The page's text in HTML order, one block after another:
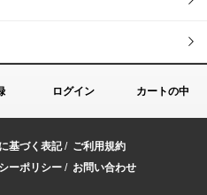
ログイン カートの中
基づく表記/ ご利用規約
ーポリシー / お問い合わせ